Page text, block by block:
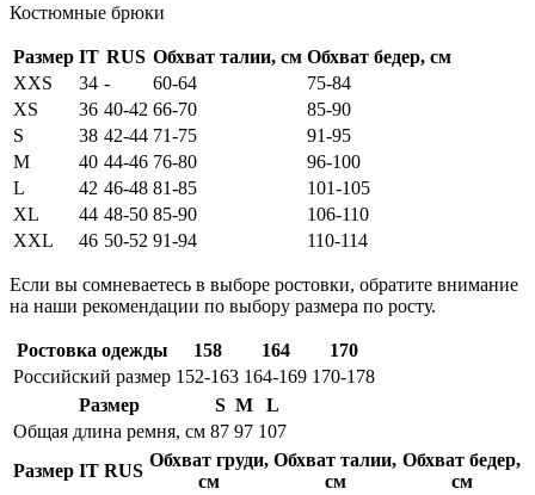
Костюмные брюки
Размер IT RUS Обхват талии, см Обхват бедер, см
XXS
34 - 60-64
75-84
XS
36 40-42 66-70
85-90
S
38 42-44 71-75
91-95
M
40 44-46 76-80
96-100
L
42 46-48 81-85
101-105
XL
44 48-50 85-90
106-110
XXL
46 50-52 91-94 110-114
Если вы сомневаетесь в выборе ростовки, обратите внимание
на наши рекомендации по выбору размера по росту.
Ростовка одежды 158 164
170
Российский размер 152-163 164-169 170-178
Размер
S M
L
Общая длина ремня, см 87 97 107
Размер IT RUS
Обхват груди,
см
Обхват талии,
см
Обхват бедер,
см